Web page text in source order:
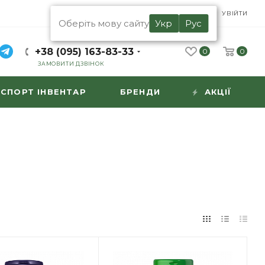
RU
Оберіть мову сайту Укр Рус
УВІЙТИ
+38 (095) 163-83-33
ЗАМОВИТИ ДЗВІНОК
0 0
СПОРТ ІНВЕНТАР БРЕНДИ АКЦІЇ